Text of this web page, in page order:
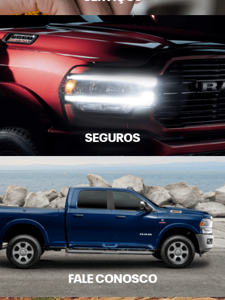
SEGUROS
FALE CONOSCO